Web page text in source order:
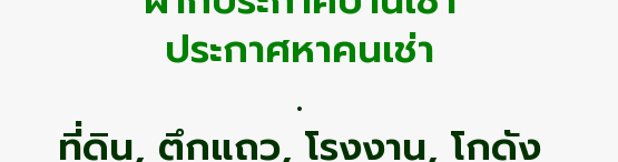
ประกาศหาคนเช่า
.
ที่ดิน, ตึกแถว, โรงงาน, โกดัง